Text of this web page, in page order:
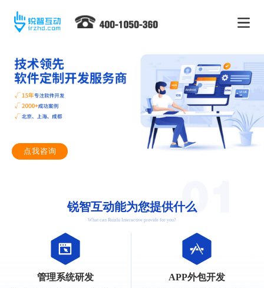
点我咨询
锐智互动能为您提供什么
What can Ruizhi Interactive provide for you?
管理系统研发 APP外包开发